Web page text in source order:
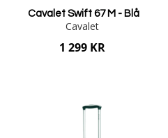
Cavalet Swift 67 M - Blå
Cavalet
1 299 KR